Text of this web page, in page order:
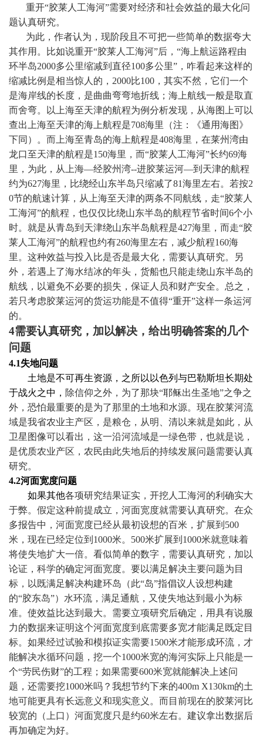
重开“胶莱人工海河”需要对经济和社会效益的最大化问
题认真研究。
为此，作者认为，现阶段且不可把一些简单的数据夸大
其作用。比如说重开“胶莱人工海河”后，“海上航运路程由
环半岛2000多公里缩减到直径100多公里”，咋看起来这样的
缩减比例是相当惊人的， 2000比100 ，其实不然，它们一个
是海岸线的长度，是曲曲弯弯地折线；海上航线一般是取直
而舍弯。以上海至天津的航程为例分析发现，从海图上可以
查出上海至天津的海上航程是708海里
（注：《通用海图》
下同）。而上海至青岛的海上航程是408海里 ，在莱州湾由
龙口至天津的航程是150海里 ，而“胶莱人工海河”长约69海
里 ，为此，从上海—经胶州湾--进胶莱运河—到天津的航程
约为627海里 ，比绕经山东半岛只缩减了81海里左右。若按2
0节的航速计算，从上海至天津的两条不同航线，走“胶莱人
工海河”的航程，也仅仅比绕山东半岛的航程节省时间6个小
时。就是从青岛到天津绕山东半岛航程是427海里 ，而走“胶
莱人工海河”的航程也约有260海里左右，减少航程160海
里 。这种效益与投入比是否是最大化，需要认真研究。另
外，若遇上了海水结冰的年头，货船也只能走绕山东半岛的
航线，以避免不必要的损失，保证人员和财产安全。总之，
若只考虑胶莱运河的货运功能是不值得“重开”这样一条运河
的。
4需要认真研究，加以解决，给出明确答案的几个
问题
4.1失地问题
土地是不可再生资源，之所以以色列与巴勒斯坦长期处
于战火之中， 除信仰之外，为了那块“耶稣出生圣地”之争之
外，恐怕最重要的是为了那里的土地和水源。现在胶莱河流
域是我省农业主产区，是粮仓，从明、清以来就是如此，从
卫星图像可以看出，这一沿河流域是一绿色带，也就是说，
是优质农业产区，农民由此失地后的持续发展问题需要认真
研究。
4.2河面宽度问题
如果其他各项研究结果证实，开挖人工海河的利确实大
于弊。假定这种前提成立，河面宽度就需要认真研究。在众
多报告中，河面宽度已经从最初设想的百米，扩展到 500
米 ，现在已经定位到 1000米。 500米扩展到 1000米就意味着
将使失地扩大一倍。看似简单的数字，需要认真研究，加以
论证，科学的确定河面宽度。要以满足解决主要问题为目
标，以既满足解决构建环岛（此“岛”指倡议人设想构建
的“胶东岛”）水环流，满足通航，又使失地达到最小为标
准。使效益比达到最大。需要立项研究后确定，用具有说服
力的数据来证明这个河面宽度到底需要多宽才能满足既定目
标。如果经过试验和模拟证实需要1500米才能形成环流，才
能解决水循环问题，挖一个1000米宽的海河实际上只能是一
个“劳民伤财”的工程；如果需要600米宽就能解决上述问
题，还需要挖1000米吗？我想节约下来的400m X130km的土
地可能更具有长远意义和现实意义。而目前现在的胶莱河比
较宽的（上口）河面宽度只是约60米左右。建议拿出数据后
再加确定为好。